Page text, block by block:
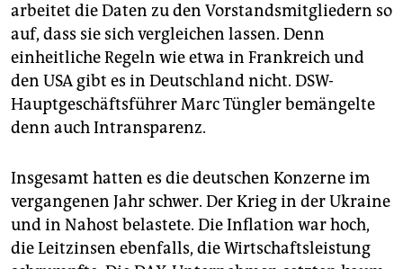
arbeitet die Daten zu den Vorstandsmitgliedern so
auf, dass sie sich vergleichen lassen. Denn
einheitliche Regeln wie etwa in Frankreich und
den USA gibt es in Deutschland nicht. DSW-
Hauptgeschäftsführer Marc Tüngler bemängelte
denn auch Intransparenz.
Insgesamt hatten es die deutschen Konzerne im
vergangenen Jahr schwer. Der Krieg in der Ukraine
und in Nahost belastete. Die Inflation war hoch,
die Leitzinsen ebenfalls, die Wirtschaftsleistung